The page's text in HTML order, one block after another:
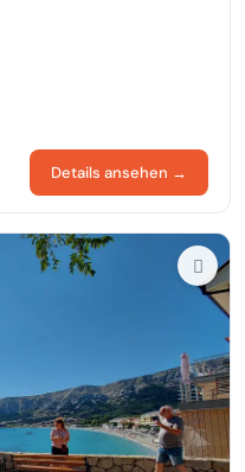
Details ansehen →